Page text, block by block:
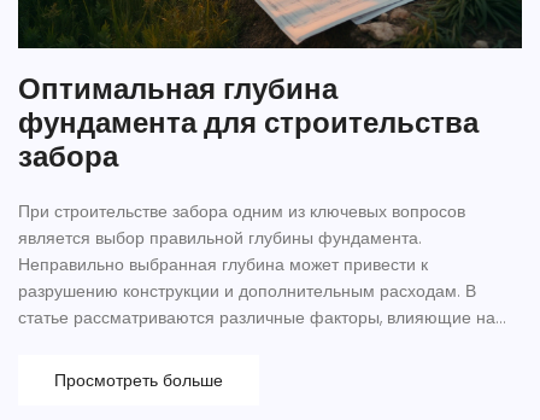
Оптимальная глубина
фундамента для строительства
забора
При строительстве забора одним из ключевых вопросов
является выбор правильной глубины фундамента.
Неправильно выбранная глубина может привести к
разрушению конструкции и дополнительным расходам. В
статье рассматриваются различные факторы, влияющие на
практические советы по строительству долговечных
ограждений.
Просмотреть больше